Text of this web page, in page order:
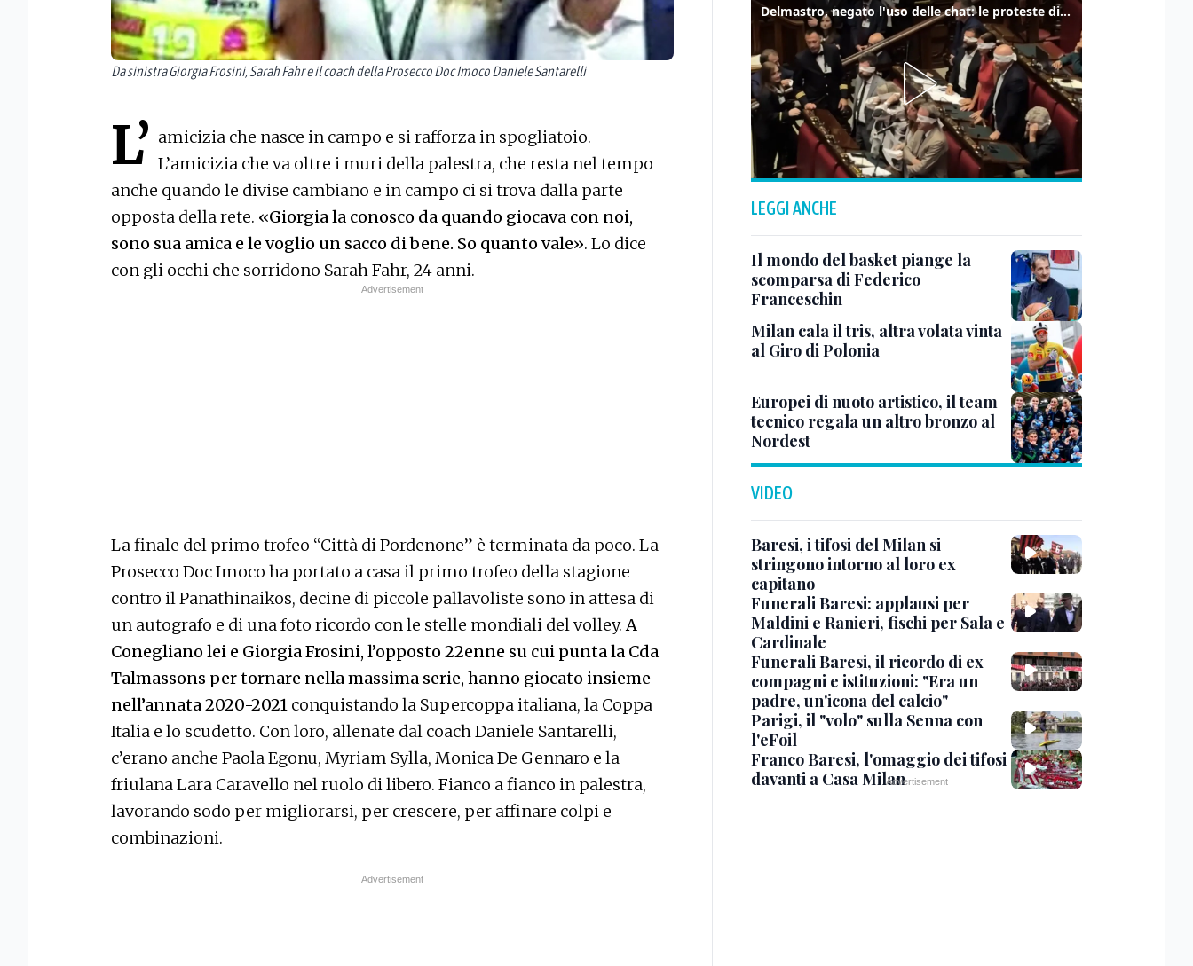
Da sinistra Giorgia Frosini, Sarah Fahr e il coach della Prosecco Doc Imoco Daniele Santarelli
L’ amicizia che nasce in campo e si rafforza in spogliatoio.
L’amicizia che va oltre i muri della palestra, che resta nel tempo
anche quando le divise cambiano e in campo ci si trova dalla parte
opposta della rete. «Giorgia la conosco da quando giocava con noi,
sono sua amica e le voglio un sacco di bene. So quanto vale». Lo dice
con gli occhi che sorridono Sarah Fahr, 24 anni.
La finale del primo trofeo “Città di Pordenone” è terminata da poco. La
Prosecco Doc Imoco ha portato a casa il primo trofeo della stagione
contro il Panathinaikos, decine di piccole pallavoliste sono in attesa di
un autografo e di una foto ricordo con le stelle mondiali del volley.A
Conegliano lei e Giorgia Frosini, l’opposto 22enne su cui punta la Cda
Talmassons per tornare nella massima serie, hanno giocato insieme
nell’annata 2020-2021 conquistando la Supercoppa italiana, la Coppa
Italia e lo scudetto. Con loro, allenate dal coach Daniele Santarelli,
c’erano anche Paola Egonu, Myriam Sylla, Monica De Gennaro e la
friulana Lara Caravello nel ruolo di libero. Fianco a fianco in palestra,
lavorando sodo per migliorarsi, per crescere, per affinare colpi e
combinazioni.
Delmastro, negato l'uso delle chat: le proteste di Avs e M5s
LEGGI ANCHE
Il mondo del basket piange la
scomparsa di Federico
Franceschin
Milan cala il tris, altra volata vinta
al Giro di Polonia
Europei di nuoto artistico, il team
tecnico regala un altro bronzo al
Nordest
VIDEO
Baresi, i tifosi del Milan si
stringono intorno al loro ex
capitano
Funerali Baresi: applausi per
Maldini e Ranieri, fischi per Sala e
Cardinale
Funerali Baresi, il ricordo di ex
compagni e istituzioni: "Era un
padre, un'icona del calcio"
Parigi, il "volo" sulla Senna con
l'eFoil
Franco Baresi, l'omaggio dei tifosi
davanti a Casa Milan